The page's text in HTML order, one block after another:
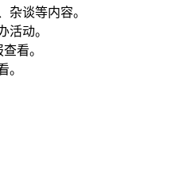
杂谈等内容。
活动。
看。
。